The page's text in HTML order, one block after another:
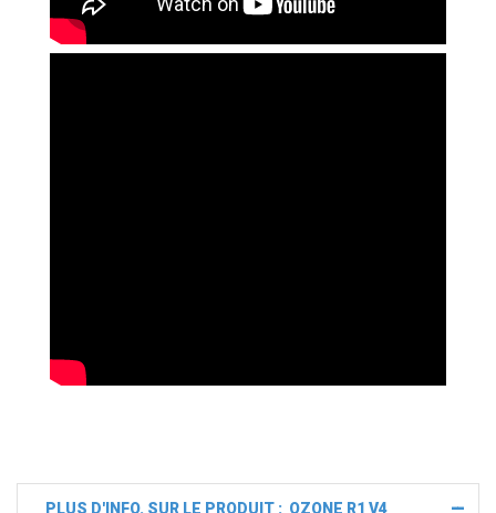
PLUS D'INFO. SUR LE PRODUIT : OZONE R1 V4